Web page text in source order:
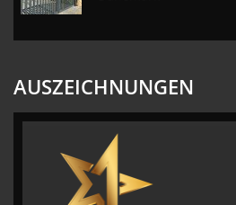
AUSZEICHNUNGEN